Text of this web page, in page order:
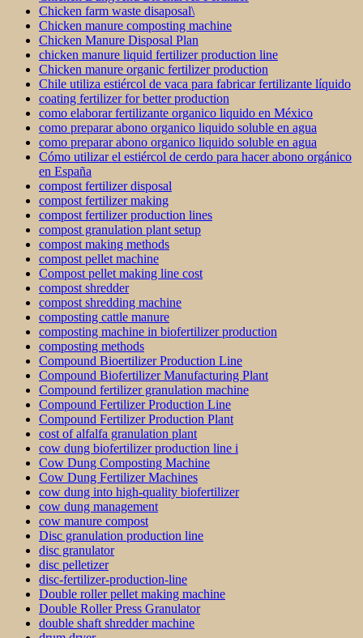
Chicken farm waste disaposal\
Chicken manure composting machine
Chicken Manure Disposal Plan
chicken manure liquid fertilizer production line
Chicken manure organic fertilizer production
Chile utiliza estiércol de vaca para fabricar fertilizante líquido
coating fertilizer for better production
como elaborar fertilizante organico liquido en México
como preparar abono organico liquido soluble en agua
como preparar abono organico liquido soluble en agua
Cómo utilizar el estiércol de cerdo para hacer abono orgánico
en España
compost fertilizer disposal
compost fertilizer making
compost fertilizer production lines
compost granulation plant setup
compost making methods
compost pellet machine
Compost pellet making line cost
compost shredder
compost shredding machine
composting cattle manure
composting machine in biofertilizer production
composting methods
Compound Bioertilizer Production Line
Compound Biofertilizer Manufacturing Plant
Compound fertilizer granulation machine
Compound Fertilizer Production Line
Compound Fertilizer Production Plant
cost of alfalfa granulation plant
cow dung biofertilizer production line i
Cow Dung Composting Machine
Cow Dung Fertilizer Machines
cow dung into high-quality biofertilizer
cow dung management
cow manure compost
Disc granulation production line
disc granulator
disc pelletizer
disc-fertilizer-production-line
Double roller pellet making machine
Double Roller Press Granulator
double shaft shredder machine